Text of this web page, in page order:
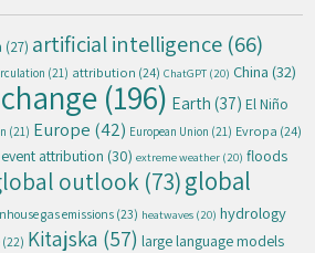
(27) artificial intelligence (66)
(21) attribution (24) ChatGPT (20) China (32)
(196) Earth (37) El Niño
(21) Europe (42) European Union (21) Evropa (24)
attribution (30) extreme weather (20) floods
outlook (73)global
gas emissions (23) heatwaves (20) hydrology
(22) Kitajska (57) large language models